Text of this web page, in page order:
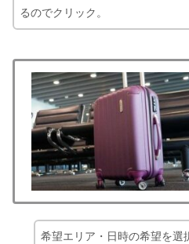
るのでクリック。
希望エリア・日時の希望を選